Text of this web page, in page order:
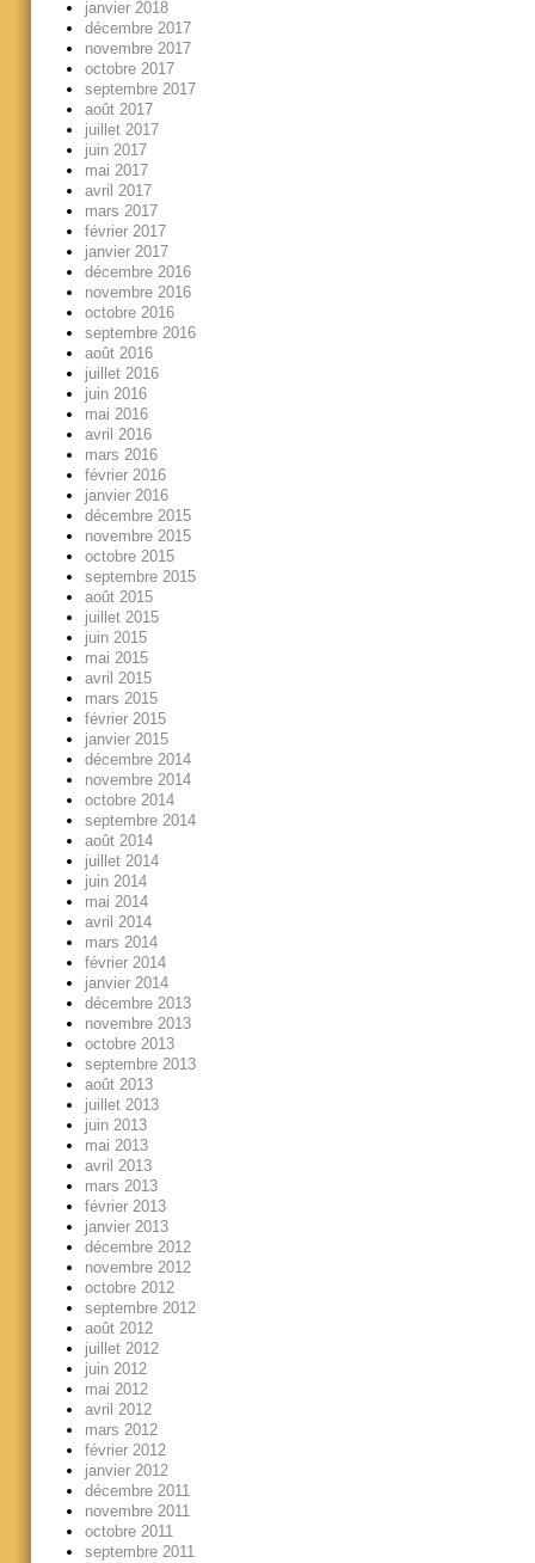
janvier 2018
décembre 2017
novembre 2017
octobre 2017
septembre 2017
août 2017
juillet 2017
juin 2017
mai 2017
avril 2017
mars 2017
février 2017
janvier 2017
décembre 2016
novembre 2016
octobre 2016
septembre 2016
août 2016
juillet 2016
juin 2016
mai 2016
avril 2016
mars 2016
février 2016
janvier 2016
décembre 2015
novembre 2015
octobre 2015
septembre 2015
août 2015
juillet 2015
juin 2015
mai 2015
avril 2015
mars 2015
février 2015
janvier 2015
décembre 2014
novembre 2014
octobre 2014
septembre 2014
août 2014
juillet 2014
juin 2014
mai 2014
avril 2014
mars 2014
février 2014
janvier 2014
décembre 2013
novembre 2013
octobre 2013
septembre 2013
août 2013
juillet 2013
juin 2013
mai 2013
avril 2013
mars 2013
février 2013
janvier 2013
décembre 2012
novembre 2012
octobre 2012
septembre 2012
août 2012
juillet 2012
juin 2012
mai 2012
avril 2012
mars 2012
février 2012
janvier 2012
décembre 2011
novembre 2011
octobre 2011
septembre 2011